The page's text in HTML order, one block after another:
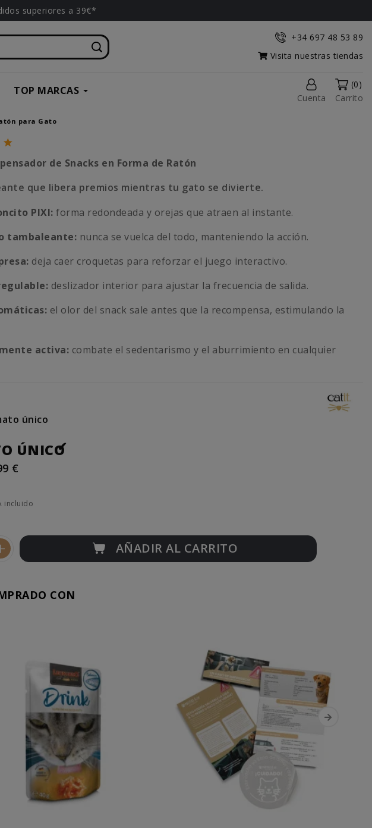
superiores a 39€*
+34 697 48 53 89
Visita nuestras tiendas
TOP MARCAS
Cuenta
(0)
Carrito
para Gato
de Snacks en Forma de Ratón
que libera premios mientras tu gato se divierte.
PIXI: forma redondeada y orejas que atraen al instante.
tambaleante: nunca se vuelca del todo, manteniendo la acción.
deja caer croquetas para reforzar el juego interactivo.
deslizador interior para ajustar la frecuencia de salida.
el olor del snack sale antes que la recompensa, estimulando la
activa: combate el sedentarismo y el aburrimiento en cualquier
único
ÚNICO
€
incluido
AÑADIR AL CARRITO
CON